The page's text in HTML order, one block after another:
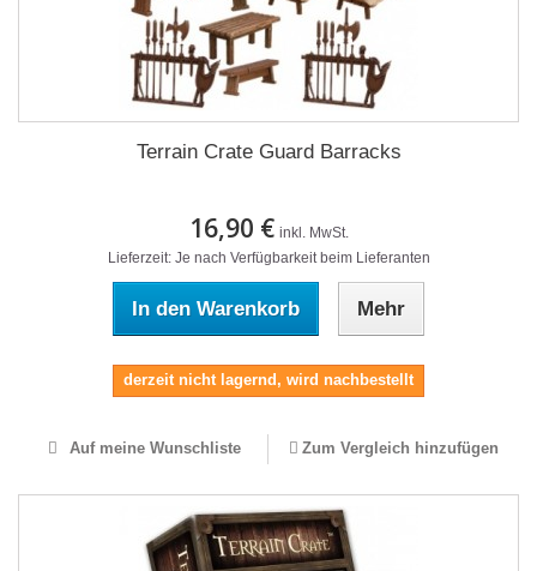
Terrain Crate Guard Barracks
16,90 € inkl. MwSt.
Lieferzeit: Je nach Verfügbarkeit beim Lieferanten
In den Warenkorb Mehr
derzeit nicht lagernd, wird nachbestellt
Auf meine Wunschliste Zum Vergleich hinzufügen